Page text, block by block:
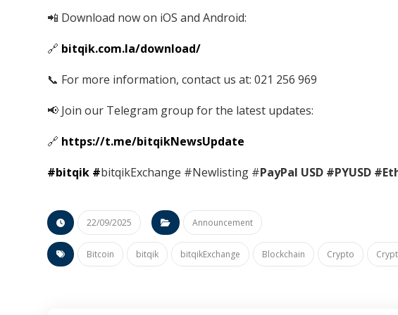
📲 Download now on iOS and Android:
🔗 bitqik.com.la/download/
📞 For more information, contact us at: 021 256 969
📢 Join our Telegram group for the latest updates:
🔗 https://t.me/bitqikNewsUpdate
#bitqik #bitqikExchange #Newlisting #PayPal USD #PYUSD
22/09/2025 Announcement
Bitcoin bitqik bitqikExchange Blockchain Crypto